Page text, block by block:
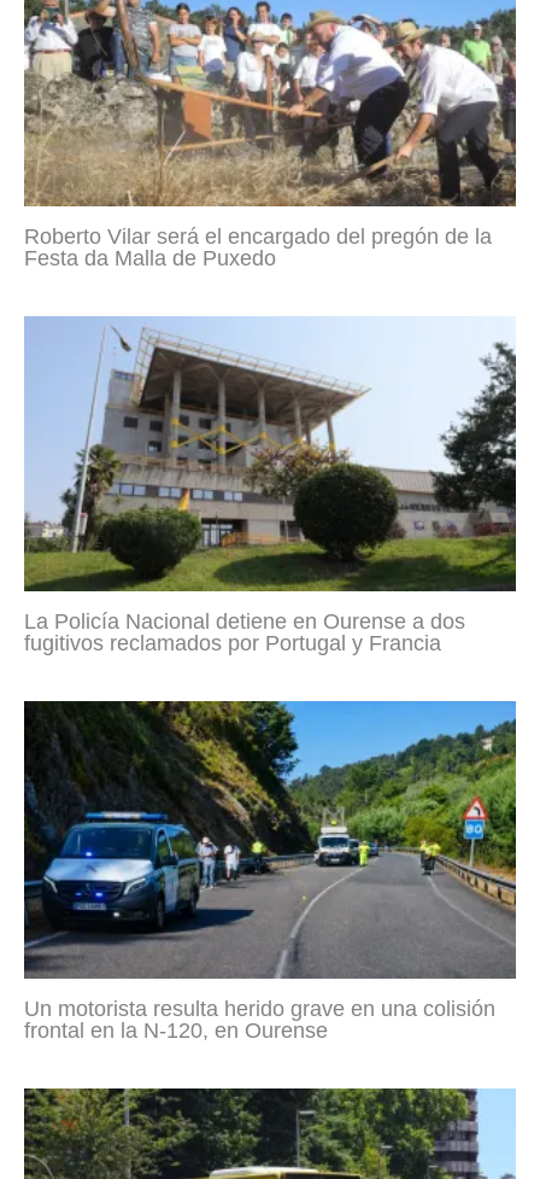
Roberto Vilar será el encargado del pregón de la
Festa da Malla de Puxedo
La Policía Nacional detiene en Ourense a dos
fugitivos reclamados por Portugal y Francia
Un motorista resulta herido grave en una colisión
frontal en la N-120, en Ourense